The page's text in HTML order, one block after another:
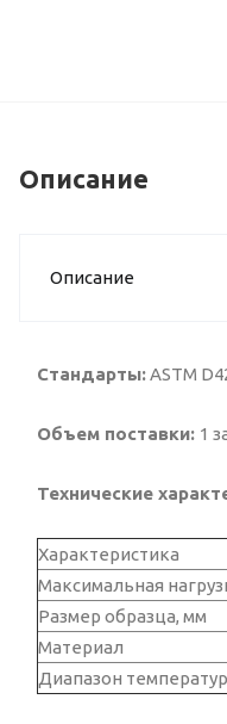
Описание
Описание
Стандарты:ASTM
Объем поставки: 1
Технические
Характеристика
Максимальная
Размер образца, мм
Материал
Диапазон